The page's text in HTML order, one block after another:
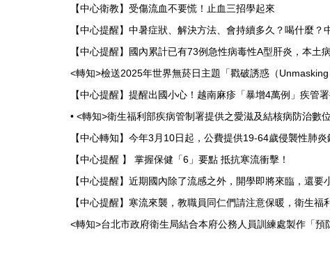
【中心衛教】受傷流血不要慌！止血三招學起來
【中心提醒】中暑症狀、解決方法、會持續多久？喝什麼？
【中心提醒】國內累計已有73例急性病毒性A型肝炎，本土
<轉知>檢送2025年世界無菸日主題「戳破誘惑（
【中心提醒】提醒出國小心！越南麻疹「暴增4萬例」疾管
• <轉知>衛生福利部疾病管制署提供之愛滋及結核病防治數
【中心轉知】今年3月10日起，公費提供19-64歲侵襲性肺
【中心提醒 】 掌握保健「6」要點 抵抗寒流衝擊！
【中心提醒】近期國內除了流感之外，開學即將來臨，還要
【中心提醒】寒流來襲，教職員同仁們請注意保暖，衛生
<轉知>台北市政府衛生局結合本府公務人員訓練處製作「預